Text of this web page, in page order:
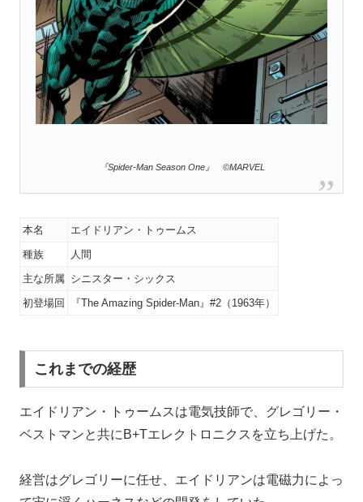
『Spider-Man Season One』 ©MARVEL
本名
エイドリアン・トゥームス
種族
人間
主な所属 シニスター・シックス
初登場回
『The Amazing Spider-Man』#2（1963年）
これまでの経歴
エイドリアン・トゥームスは電気技師で、グレゴリー・
ベストマンと共にB+Tエレクトロニクスを立ち上げた。
経営はグレゴリーに任せ、エイドリアンは電磁力によっ